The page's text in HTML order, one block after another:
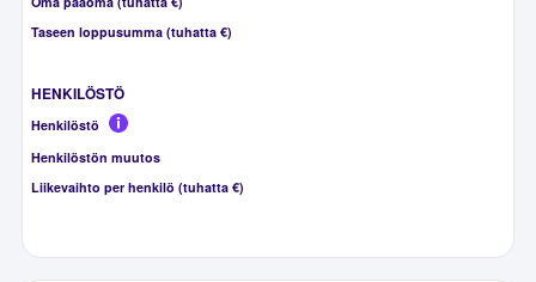
Taseen loppusumma (tuhatta €)
HENKILÖSTÖ
Henkilöstö
Henkilöstön muutos
Liikevaihto per henkilö (tuhatta €)